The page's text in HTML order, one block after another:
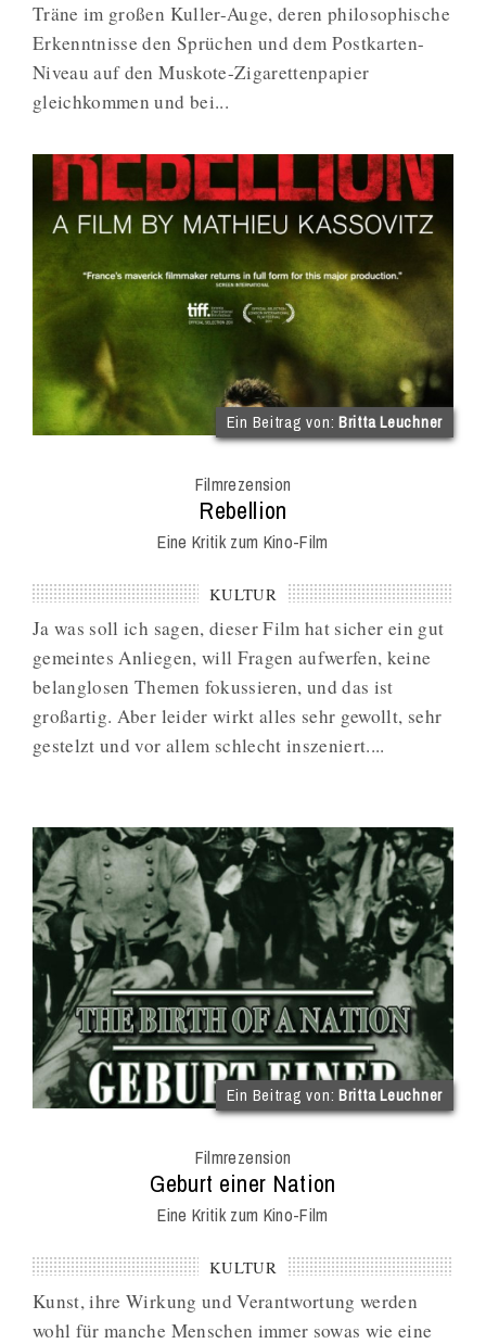
Träne im großen Kuller-Auge, deren philosophische
Erkenntnisse den Sprüchen und dem Postkarten-
Niveau auf den Muskote-Zigarettenpapier
gleichkommen und bei...
Ein Beitrag von:Britta Leuchner
Filmrezension
:
Rebellion
Eine Kritik zum Kino-Film
KULTUR
Ja was soll ich sagen, dieser Film hat sicher ein gut
gemeintes Anliegen, will Fragen aufwerfen, keine
belanglosen Themen fokussieren, und das ist
großartig. Aber leider wirkt alles sehr gewollt, sehr
gestelzt und vor allem schlecht inszeniert....
Ein Beitrag von:Britta Leuchner
Filmrezension
:
Geburt einer Nation
Eine Kritik zum Kino-Film
KULTUR
Kunst, ihre Wirkung und Verantwortung werden
wohl für manche Menschen immer sowas wie eine